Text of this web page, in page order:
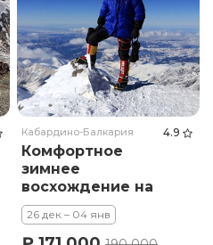
Кабардино-Балкария 4.9
Комфортное
зимнее
восхождение на
Эльбрус с юга .
Тариф Премиум
26 дек – 04 янв